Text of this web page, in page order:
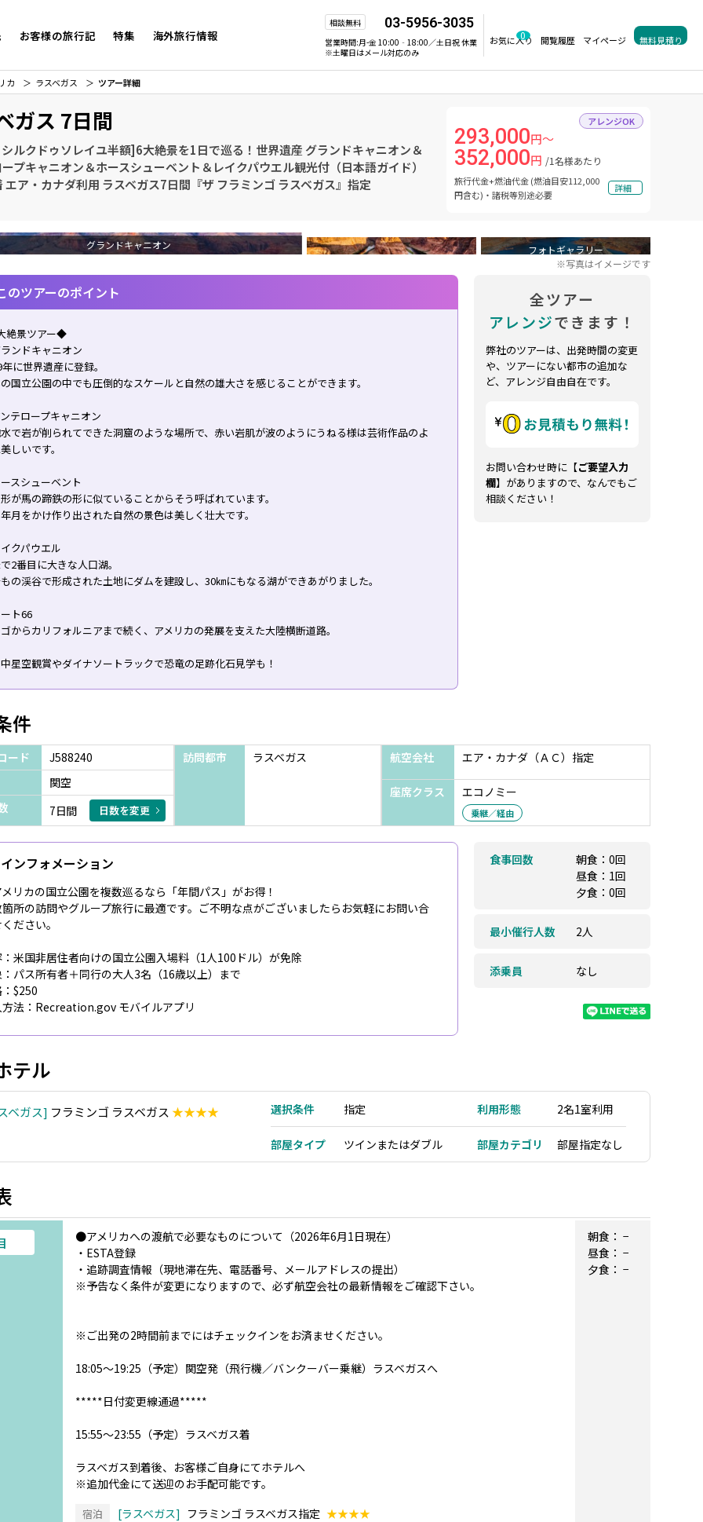
お客様の旅行記 特集 海外旅行情報
相談無料 03-5956-3035
営業時間:月-金 10:00‐18:00／土日祝 休業
※土曜日はメール対応のみ
お気に入り
0 閲覧履歴 マイページ 無料見積り
カ ラスベガス ツアー詳細
ガス 7日間
ルクドゥソレイユ半額]6大絶景を1日で巡る！世界遺産 グランドキャニオン＆
プキャニオン＆ホースシューベント＆レイクパウエル観光付（日本語ガイド）
エア・カナダ利用 ラスベガス7日間『ザ フラミンゴ ラスベガス』指定
アレンジOK
293,000円～
352,000円 /1名様あたり
旅行代金+燃油代金 (燃油目安112,000
円含む)・諸税等別途必要
詳細
グランドキャニオン
フォトギャラリー
※写真はイメージです
のツアーのポイント
絶景ツアー◆
ンドキャニオン
に世界遺産に登録。
国立公園の中でも圧倒的なスケールと自然の雄大さを感じることができます。
テロープキャニオン
で岩が削られてできた洞窟のような場所で、赤い岩肌が波のようにうねる様は芸術作品のよ
しいです。
スシューベント
が馬の蹄鉄の形に似ていることからそう呼ばれています。
月をかけ作り出された自然の景色は美しく壮大です。
クパウエル
2番目に大きな人口湖。
の渓谷で形成された土地にダムを建設し、30㎞にもなる湖ができあがりました。
ト66
からカリフォルニアまで続く、アメリカの発展を支えた大陸横断道路。
星空観賞やダイナソートラックで恐竜の足跡化石見学も！
全ツアー
アレンジできます！
弊社のツアーは、出発時間の変更
や、ツアーにない都市の追加な
ど、アレンジ自由自在です。
お問い合わせ時に【ご要望入力
欄】がありますので、なんでもご
相談ください！
件
ード
J588240
関空
7日間 日数を変更
訪問都市 ラスベガス 航空会社 エア・カナダ（ＡＣ）指定
座席クラス エコノミー
乗継／経由
インフォメーション
リカの国立公園を複数巡るなら「年間パス」がお得！
所の訪問やグループ旅行に最適です。ご不明な点がございましたらお気軽にお問い合
ださい。
米国非居住者向けの国立公園入場料（1人100ドル）が免除
パス所有者＋同行の大人3名（16歳以上）まで
$250
法：Recreation.gov モバイルアプリ
食事回数
朝食：0回
昼食：1回
夕食：0回
最小催行人数 2人
添乗員 なし
テル
ベガス フラミンゴ ラスベガス ★★★★ 選択条件 指定 利用形態 2名1室利用
部屋タイプ ツインまたはダブル 部屋カテゴリ 部屋指定なし
●アメリカへの渡航で必要なものについて（2026年6月1日現在）
・ESTA登録
・追跡調査情報（現地滞在先、電話番号、メールアドレスの提出）
※予告なく条件が変更になりますので、必ず航空会社の最新情報をご確認下さい。
※ご出発の2時間前までにはチェックインをお済ませください。
18:05～19:25（予定）関空発（飛行機／バンクーバー乗継）ラスベガスへ
*****日付変更線通過*****
15:55～23:55（予定）ラスベガス着
ラスベガス到着後、お客様ご自身にてホテルへ
※追加代金にて送迎のお手配可能です。
宿泊 ラスベガス フラミンゴ ラスベガス指定 ★★★★
朝食： −
昼食： −
夕食： −